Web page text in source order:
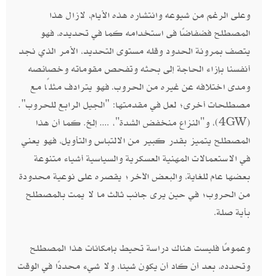
وعلى الرغم من شيوعه وانتشاره هذه الأيام، لازال هذا
المصطلح فضفاضًا فى استخدامه كما في تحديده، فهو
يتصف بمرونة الحدود وقله مستوى التحديد، الأمر الذي نجد
أنفسنا بإزاء الحاجة إلى بحثه وتفحص مقوماته وخصائصه
ومدى اختلافه عن غيره من الحروب. فهو يترادف مثلًا مع
مصطلحات أخرى؛ لعل في مقدمتها: "الجيل الرابع للحروب".
(4GW)، و"النزاع منخفض الشدة"، .... إلخ. كما أن هذا
المصطلح يتميز بقدر كبير من الالتباس والتأويل، فهو يعني
في الاستعمالات المهنية العسكرية والسياسية أشياء متنوعة
بعضها عام للغاية، والبعض الآخر؛ يقصره على نوعية محدودة
من الحروب؛ في حين يرى جانب ثالث ما لا يمت بالمصطلح
بأية صلة.
وعمومًا فليست هناك دراسة تحيط بإمكانات هذا المصطلح
وتحدده، بعد أن كاد أن يكون شيئا، ولا شيء محددًا في الوقت